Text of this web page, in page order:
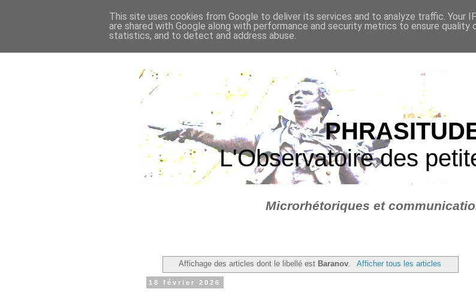
L'Observatoire des
Microrhétoriques et
Affichage des articles dont le libellé est Baranov Afficher tous les articles
18 février 2026
This site uses cookies from Google to deliver its services and to analyze traffic. Your
are shared with Google along with performance and security metrics to ensure quality
statistics, and to detect and address abuse.